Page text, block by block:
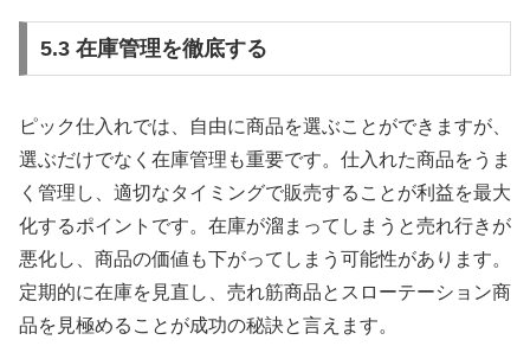
5.3 在庫管理を徹底する
ピック仕入れでは、自由に商品を選ぶことができますが、
選ぶだけでなく在庫管理も重要です。仕入れた商品をうま
く管理し、適切なタイミングで販売することが利益を最大
化するポイントです。在庫が溜まってしまうと売れ行きが
悪化し、商品の価値も下がってしまう可能性があります。
定期的に在庫を見直し、売れ筋商品とスローテーション商
品を見極めることが成功の秘訣と言えます。